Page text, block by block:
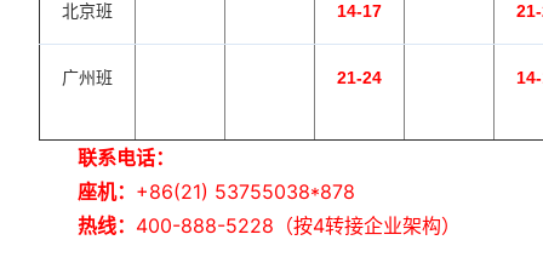
北京班 14-17
广州班 21-24
联系电话：
座机： +86(21) 53755038*878
热线： 400-888-5228（按4转接企业架构）